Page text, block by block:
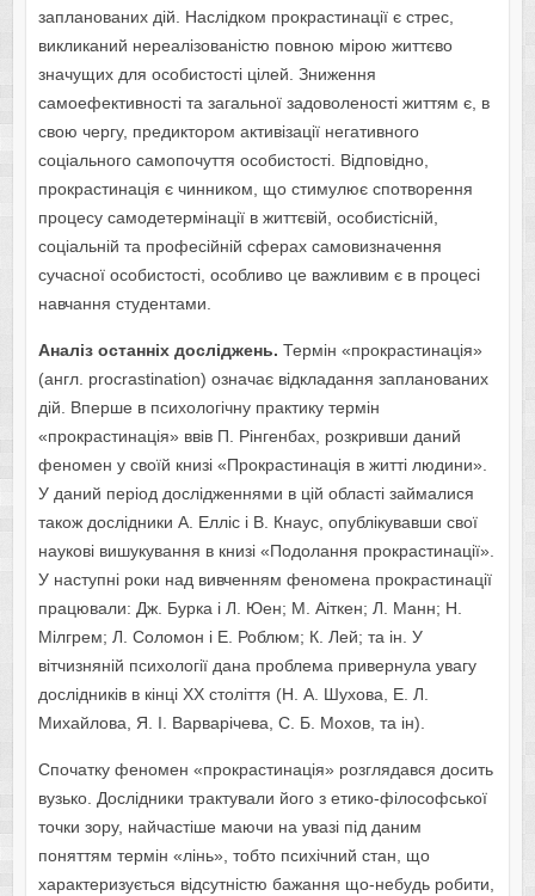
запланованих дій. Наслідком прокрастинації є стрес,
викликаний нереалізованістю повною мірою життєво
значущих для особистості цілей. Зниження
самоефективності та загальної задоволеності життям є, в
свою чергу, предиктором активізації негативного
соціального самопочуття особистості. Відповідно,
прокрастинація є чинником, що стимулює спотворення
процесу самодетермінації в життєвій, особистісній,
соціальній та професійній сферах самовизначення
сучасної особистості, особливо це важливим є в процесі
навчання студентами.
Аналіз останніх досліджень. Термін «прокрастинація»
(англ. procrastination) означає відкладання запланованих
дій. Вперше в психологічну практику термін
«прокрастинація» ввів П. Рінгенбах, розкривши даний
феномен у своїй книзі «Прокрастинація в житті людини».
У даний період дослідженнями в цій області займалися
також дослідники А. Елліс і В. Кнаус, опублікувавши свої
наукові вишукування в книзі «Подолання прокрастинації».
У наступні роки над вивченням феномена прокрастинації
працювали: Дж. Бурка і Л. Юен; М. Аіткен; Л. Манн; Н.
Мілгрем; Л. Соломон і Е. Роблюм; К. Лей; та ін. У
вітчизняній психології дана проблема привернула увагу
дослідників в кінці XX століття (Н. А. Шухова, Е. Л.
Михайлова, Я. І. Варварічева, С. Б. Мохов, та ін).
Спочатку феномен «прокрастинація» розглядався досить
вузько. Дослідники трактували його з етико-філософської
точки зору, найчастіше маючи на увазі під даним
поняттям термін «лінь», тобто психічний стан, що
характеризується відсутністю бажання що-небудь робити,